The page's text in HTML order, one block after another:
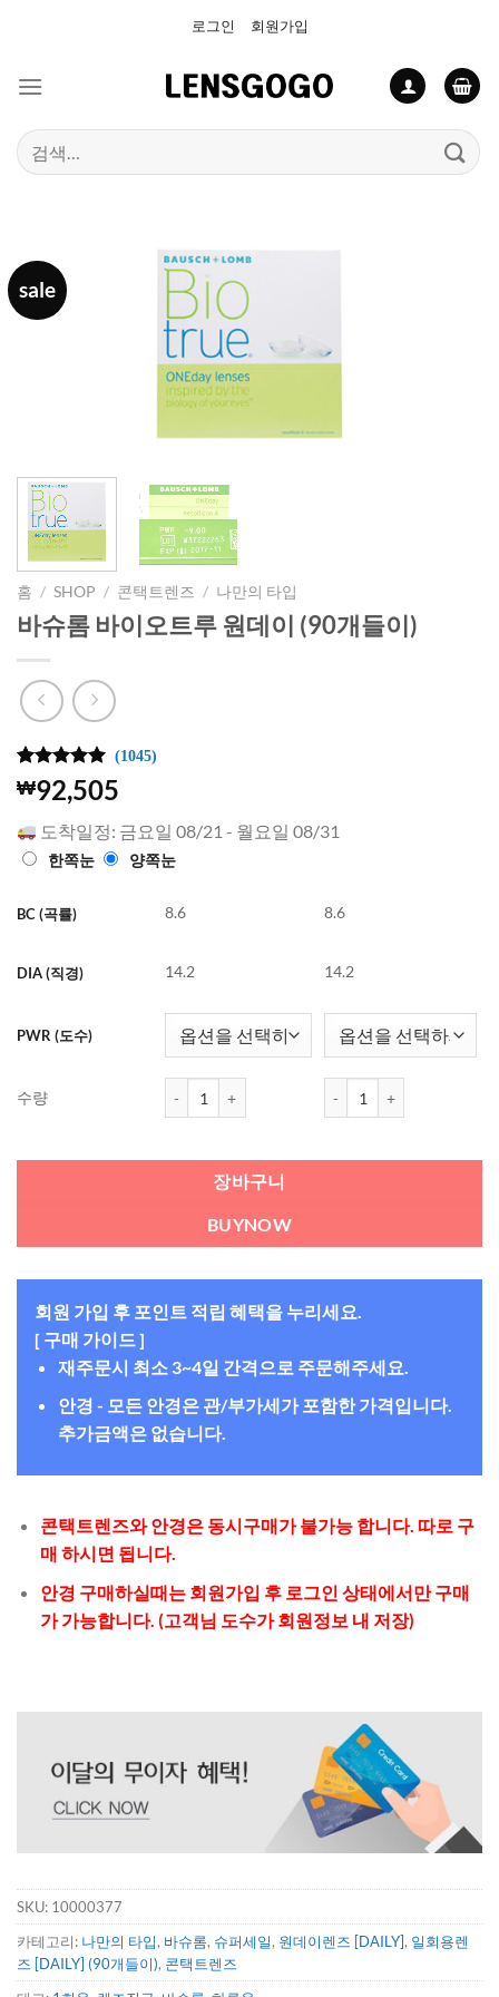
로그인 회원가입
검
색:
sale
홈 / SHOP / 콘택트렌즈 / 나만의 타입
바슈롬 바이오트루 원데이 (90개들이)
4.99개의
고객 평가
로 5점 만
점에
1045
점으
로 평가됨
(1045)
₩92,505
도착일정: 금요일 08/21 - 월요일 08/31
한쪽눈 양쪽눈
BC (곡률) 8.6
DIA (직경) 14.2
PWR (도수)
수량
8.6
14.2
장바구니
BUYNOW
회원 가입 후 포인트 적립 혜택을 누리세요.
[ 구매 가이드 ]
재주문시 최소 3~4일 간격으로 주문해주세요.
안경 - 모든 안경은 관/부가세가 포함한 가격입니다.
추가금액은 없습니다.
콘택트렌즈와 안경은 동시구매가 불가능 합니다. 따로 구
매 하시면 됩니다.
안경 구매하실때는 회원가입 후 로그인 상태에서만 구매
가 가능합니다. (고객님 도수가 회원정보 내 저장)
SKU: 10000377
카테고리: 나만의 타입, 바슈롬, 슈퍼세일, 원데이렌즈 [DAILY], 일회용렌
즈 [DAILY] (90개들이), 콘택트렌즈